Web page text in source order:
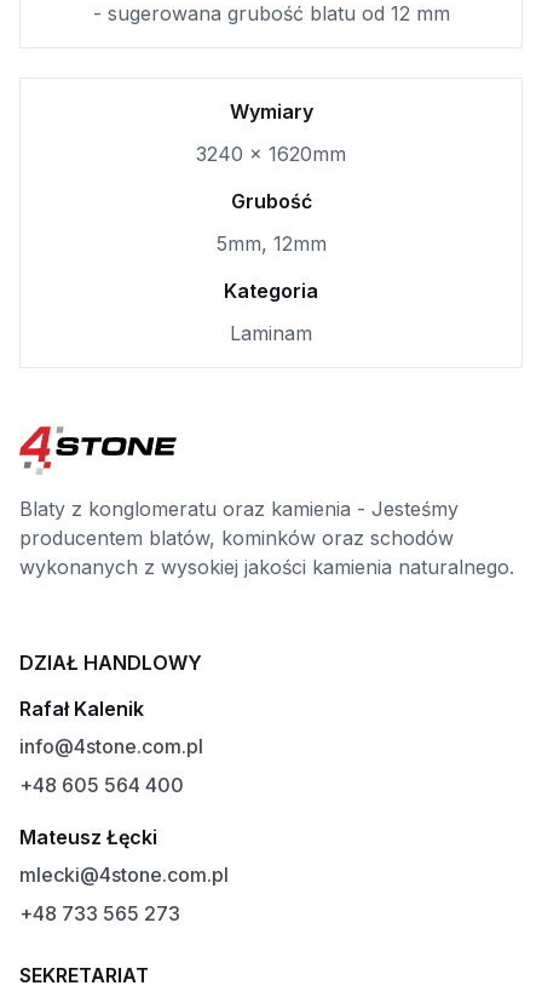
- sugerowana grubość blatu od 12 mm
Wymiary
3240 x 1620mm
Grubość
5mm, 12mm
Kategoria
Laminam
Blaty z konglomeratu oraz kamienia - Jesteśmy
producentem blatów, kominków oraz schodów
wykonanych z wysokiej jakości kamienia naturalnego.
DZIAŁ HANDLOWY
Rafał Kalenik
info@4stone.com.pl
+48 605 564 400
Mateusz Łęcki
mlecki@4stone.com.pl
+48 733 565 273
SEKRETARIAT